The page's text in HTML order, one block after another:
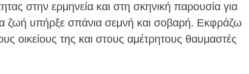
στην ερμηνεία και στη σκηνική παρουσία για
ζωή υπήρξε σπάνια σεμνή και σοβαρή. Εκφράζω
οικείους της και στους αμέτρητους θαυμαστές